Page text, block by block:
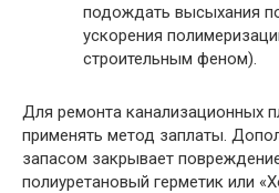
подождать высыхания
ускорения
строительным феном).
Для ремонта канализационных
применять метод заплаты.
запасом закрывает
полиуретановый герметик или